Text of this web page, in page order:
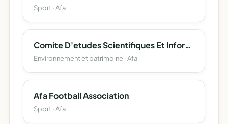
Sport · Afa
Comite D'etudes Scientifiques Et Informatiques De La Toponymie Corse (Cesit-Corsica)
Environnement et patrimoine · Afa
Afa Football Association
Sport · Afa